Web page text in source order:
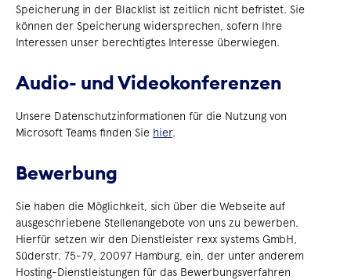
Speicherung in der Blacklist ist zeitlich nicht befristet. Sie
können der Speicherung widersprechen, sofern Ihre
Interessen unser berechtigtes Interesse überwiegen.
Audio- und Videokonferenzen
Unsere Datenschutzinformationen für die Nutzung von
Microsoft Teams finden Sie hier.
Bewerbung
Sie haben die Möglichkeit, sich über die Webseite auf
ausgeschriebene Stellenangebote von uns zu bewerben.
Hierfür setzen wir den Dienstleister rexx systems GmbH,
Süderstr. 75-79, 20097 Hamburg, ein, der unter anderem
Hosting-Dienstleistungen für das Bewerbungsverfahren